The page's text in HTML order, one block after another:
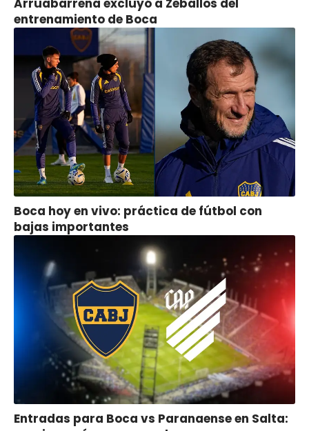
Arruabarrena excluyó a Zeballos del
entrenamiento de Boca
Boca hoy en vivo: práctica de fútbol con
bajas importantes
Entradas para Boca vs Paranaense en Salta: